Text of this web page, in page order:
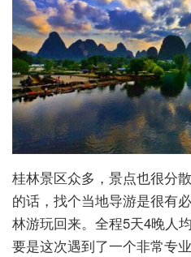
桂林景区众多，景点也很分
的话，找个当地导游是很有
林游玩回来。全程5天4晚人
要是这次遇到了一个非常专